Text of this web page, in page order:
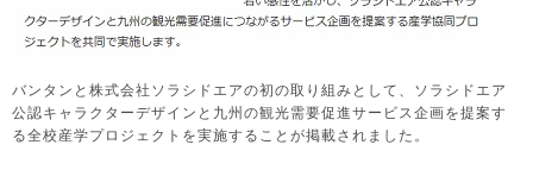
バンタンと株式会社ソラシドエアの初の取り組みとして、ソラシドエア
公認キャラクターデザインと九州の観光需要促進サービス企画を提案す
る全校産学プロジェクトを実施することが掲載されました。